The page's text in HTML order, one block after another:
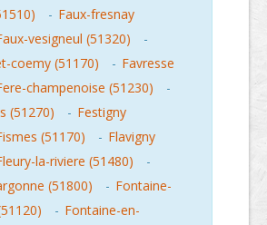
- Faux-fresnay
vesigneul (51320)
-
coemy (51170)
- Favresse
champenoise (51230)
-
(51270)
- Festigny
(51170) - Flavigny
la-riviere (51480)
-
(51800)
- Fontaine-
- Fontaine-en-